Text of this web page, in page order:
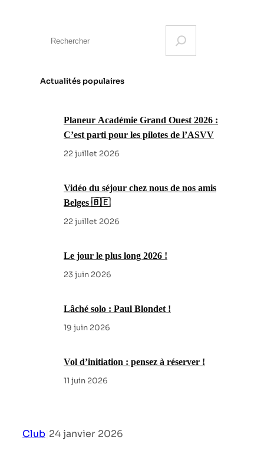
r
Actualités populaires
Planeur Académie Grand Ouest 2026 :
C’est parti pour les pilotes de l’ASVV
22 juillet 2026
Vidéo du séjour chez nous de nos amis
Belges 🇧🇪
22 juillet 2026
Le jour le plus long 2026 !
23 juin 2026
Lâché solo : Paul Blondet !
19 juin 2026
Vol d’initiation : pensez à réserver !
11 juin 2026
Club 24 janvier 2026